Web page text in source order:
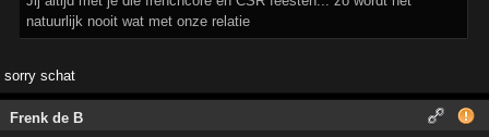
natuurlijk nooit wat met onze relatie
sorry schat
Frenk de B